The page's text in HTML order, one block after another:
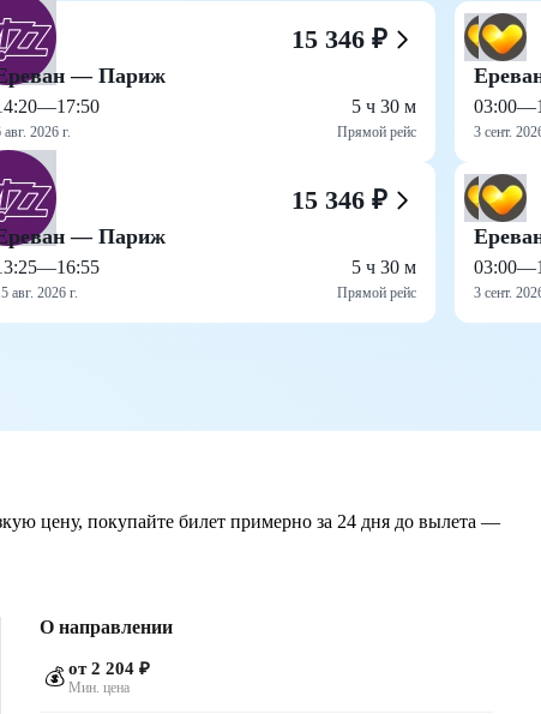
15 346 ₽
— Париж
—17:50
авг. 2026 г.
5 ч 30 м
Прямой рейс
15 346 ₽
— Париж
—16:55
авг. 2026 г.
5 ч 30 м
Прямой рейс
03:00—
3 сент.
03:00—
3 сент.
цену, покупайте билет примерно за 24 дня до вылета —
О направлении
💰 от 2 204 ₽
Мин. цена